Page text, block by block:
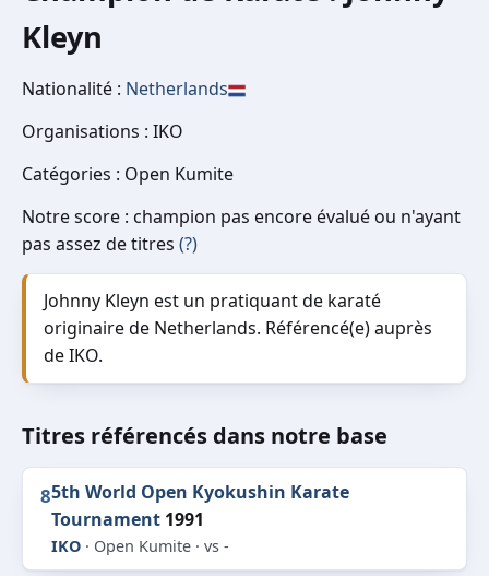
Kleyn
Nationalité : Netherlands
Organisations : IKO
Catégories : Open Kumite
Notre score : champion pas encore évalué ou n'ayant
pas assez de titres (?)
Johnny Kleyn est un pratiquant de karaté
originaire de Netherlands. Référencé(e) auprès
de IKO.
Titres référencés dans notre base
85th World Open Kyokushin Karate
Tournament 1991
IKO · Open Kumite · vs -